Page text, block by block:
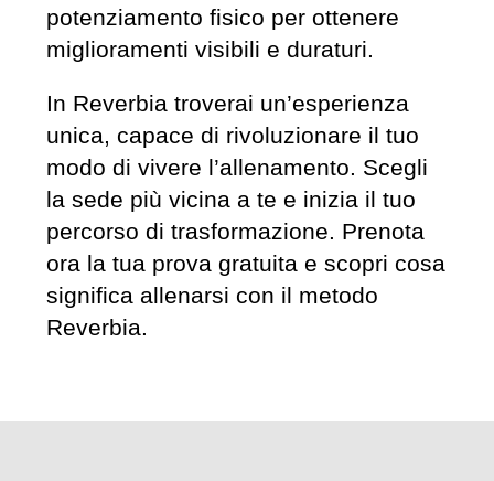
potenziamento fisico per ottenere
miglioramenti visibili e duraturi.
In Reverbia troverai un’esperienza
unica, capace di rivoluzionare il tuo
modo di vivere l’allenamento. Scegli
la sede più vicina a te e inizia il tuo
percorso di trasformazione. Prenota
ora la tua prova gratuita e scopri cosa
significa allenarsi con il metodo
Reverbia.